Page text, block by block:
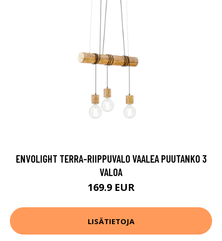
ENVOLIGHT TERRA-RIIPPUVALO VAALEA PUUTANKO 3
VALOA
169.9 EUR
LISÄTIETOJA